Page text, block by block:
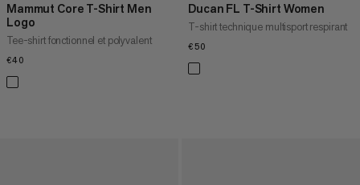
Mammut Core T-Shirt Men
Logo
Tee-shirt fonctionnel et polyvalent
€40
Ducan FL T-Shirt Women
T-shirt technique multisport respirant
€50